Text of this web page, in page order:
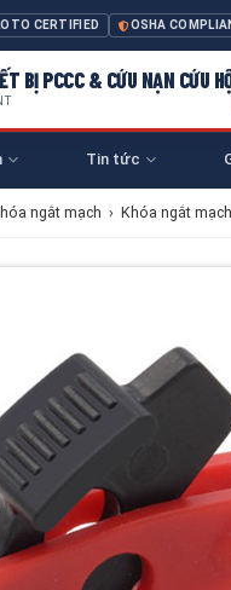
CERTIFIED OSHA
BỊ PCCC & CỨU NẠN CỨU
Tin tức
ngắt mạch › Khóa ngắt